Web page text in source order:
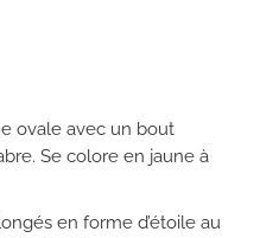
ovale avec un bout
Se colore en jaune à
en forme d’étoile au